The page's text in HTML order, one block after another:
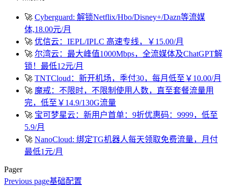
🚀 Cyberguard: 解锁Netflix/Hbo/Disney+/Dazn等流媒
体,18.00元/月
🚀 优信云：IEPL/IPLC 高速专线，￥15.00/月
🚀 尔湾云：最大峰值1000Mbps，全流媒体及ChatGPT解
锁！最低12元/月
🚀 TNTCloud：新开机场，季付30，每月低至￥10.00/月
🚀 魔戒：不限时，不限制使用人数，直至套餐流量用
完，低至￥14.9/130G流量
🚀 宝可梦星云：新用户首单：9折优惠码：9999，低至
5.9/月
🚀 NanoCloud: 绑定TG机器人每天领取免费流量，月付
最低1元/月
Pager
Previous page基础配置